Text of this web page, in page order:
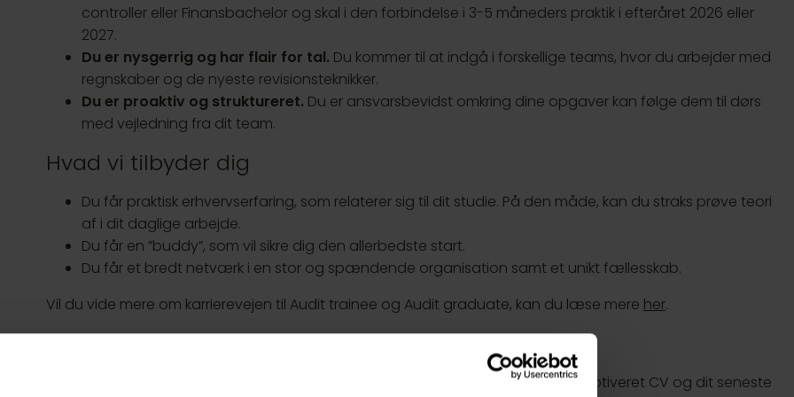
controller eller Finansbachelor og skal i den forbindelse i 3-5 måneders praktik i efteråret 2026 eller
2027.
Du er nysgerrig og har flair for tal. Du kommer til at indgå i forskellige teams, hvor du arbejder med
regnskaber og de nyeste revisionsteknikker.
Du er proaktiv og struktureret. Du er ansvarsbevidst omkring dine opgaver kan følge dem til dørs
med vejledning fra dit team.
Hvad vi tilbyder dig
Du får praktisk erhvervserfaring, som relaterer sig til dit studie. På den måde, kan du straks prøve teori
af i dit daglige arbejde.
Du får en ”buddy”, som vil sikre dig den allerbedste start.
Du får et bredt netværk i en stor og spændende organisation samt et unikt fællesskab.
Vil du vide mere om karrierevejen til Audit trainee og Audit graduate, kan du læse mere her.
Hvad du kan forvente
For at blive taget i betragtning til stillingen, bedes du uploade et motiveret CV og dit seneste